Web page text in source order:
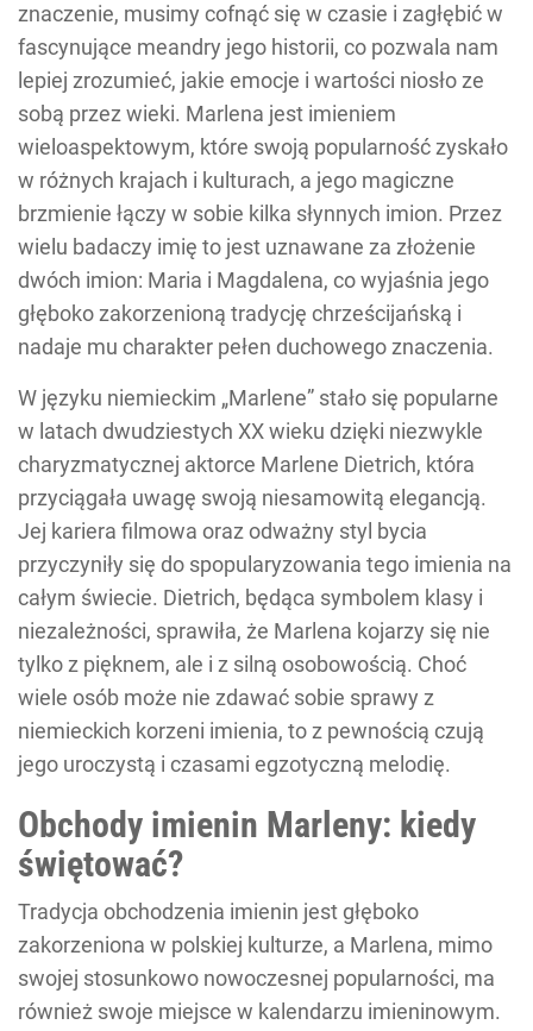
znaczenie, musimy cofnąć się w czasie i zagłębić w
fascynujące meandry jego historii, co pozwala nam
lepiej zrozumieć, jakie emocje i wartości niosło ze
sobą przez wieki. Marlena jest imieniem
wieloaspektowym, które swoją popularność zyskało
w różnych krajach i kulturach, a jego magiczne
brzmienie łączy w sobie kilka słynnych imion. Przez
wielu badaczy imię to jest uznawane za złożenie
dwóch imion: Maria i Magdalena, co wyjaśnia jego
głęboko zakorzenioną tradycję chrześcijańską i
nadaje mu charakter pełen duchowego znaczenia.
W języku niemieckim „Marlene” stało się popularne
w latach dwudziestych XX wieku dzięki niezwykle
charyzmatycznej aktorce Marlene Dietrich, która
przyciągała uwagę swoją niesamowitą elegancją.
Jej kariera filmowa oraz odważny styl bycia
przyczyniły się do spopularyzowania tego imienia na
całym świecie. Dietrich, będąca symbolem klasy i
niezależności, sprawiła, że Marlena kojarzy się nie
tylko z pięknem, ale i z silną osobowością. Choć
wiele osób może nie zdawać sobie sprawy z
niemieckich korzeni imienia, to z pewnością czują
jego uroczystą i czasami egzotyczną melodię.
Obchody imienin Marleny: kiedy
świętować?
Tradycja obchodzenia imienin jest głęboko
zakorzeniona w polskiej kulturze, a Marlena, mimo
swojej stosunkowo nowoczesnej popularności, ma
również swoje miejsce w kalendarzu imieninowym.